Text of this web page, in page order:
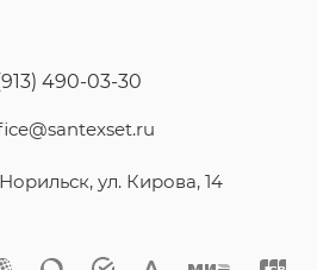
490-03-30
ул. Кирова, 14